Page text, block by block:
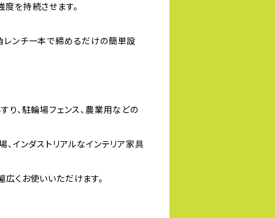
を持続させます。
レンチ一本で締めるだけの簡単設
り、駐輪場フェンス、農業用などの
、インダストリアルなインテリア家具
くお使いいただけます。